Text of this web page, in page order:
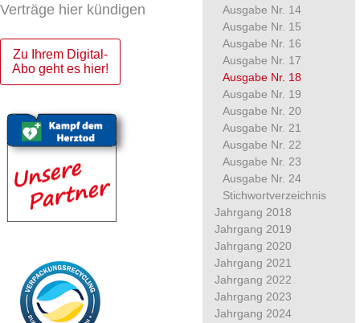
Verträge hier kündigen
Zu Ihrem Digital-
Abo geht es hier!
Ausgabe Nr. 14
Ausgabe Nr. 15
Ausgabe Nr. 16
Ausgabe Nr. 17
Ausgabe Nr. 18
Ausgabe Nr. 19
Ausgabe Nr. 20
Ausgabe Nr. 21
Ausgabe Nr. 22
Ausgabe Nr. 23
Ausgabe Nr. 24
Stichwortverzeichnis
Jahrgang 2018
Jahrgang 2019
Jahrgang 2020
Jahrgang 2021
Jahrgang 2022
Jahrgang 2023
Jahrgang 2024